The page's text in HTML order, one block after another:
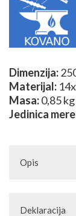
Dimenzija:
Materijal:
Masa:0,85 kg
Jedinica
Opis
Deklaracija